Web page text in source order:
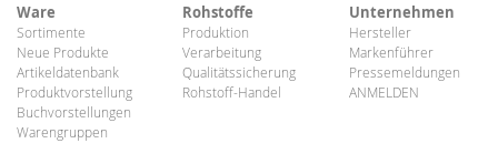
Ware
Sortimente
Neue Produkte
Artikeldatenbank
Produktvorstellung
Buchvorstellungen
Warengruppen
Rohstoffe
Produktion
Verarbeitung
Qualitätssicherung
Rohstoff-Handel
Unternehmen
Hersteller
Markenführer
Pressemeldungen
ANMELDEN